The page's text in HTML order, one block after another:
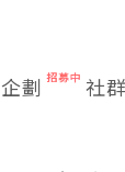
劃 社